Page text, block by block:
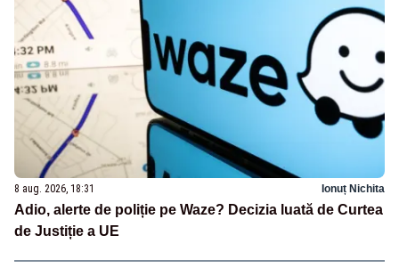
8 aug. 2026, 18:31 Ionuț Nichita
Adio, alerte de poliție pe Waze? Decizia luată de Curtea
de Justiție a UE